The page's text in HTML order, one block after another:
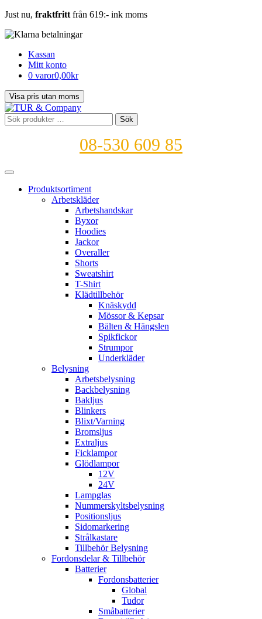
Just nu, fraktfritt från 619:- ink moms
Kassan
Mitt konto
0 varor0,00kr
Sök
efter:
Sök
08-530 609 85
Produktsortiment
Arbetskläder
Arbetshandskar
Byxor
Hoodies
Jackor
Overaller
Shorts
Sweatshirt
T-Shirt
Klädtillbehör
Knäskydd
Mössor & Kepsar
Bälten & Hängslen
Spikfickor
Strumpor
Underkläder
Belysning
Arbetsbelysning
Backbelysning
Bakljus
Blinkers
Blixt/Varning
Bromsljus
Extraljus
Ficklampor
Glödlampor
12V
24V
Lampglas
Nummerskyltsbelysning
Positionsljus
Sidomarkering
Strålkastare
Tillbehör Belysning
Fordonsdelar & Tillbehör
Batterier
Fordonsbatterier
Global
Tudor
Småbatterier